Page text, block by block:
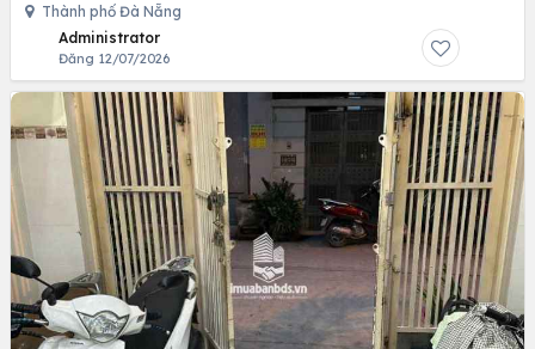
Thành phố Đà Nẵng
Administrator
Đăng 12/07/2026